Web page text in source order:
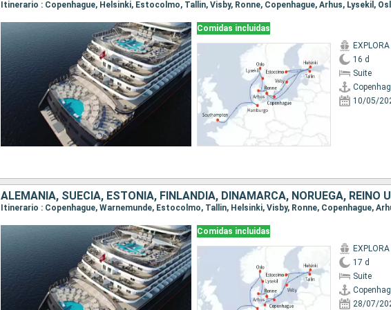
Comidas incluidas
16 d
Suite
10/05/
ALEMANIA, SUECIA, ESTONIA, FINLANDIA, DINAMARCA, NORUEGA, REINO
Comidas incluidas
17 d
Suite
28/07/